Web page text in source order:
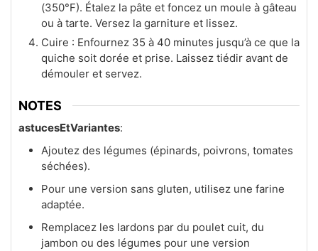
(350°F). Étalez la pâte et foncez un moule à gâteau
ou à tarte. Versez la garniture et lissez.
Cuire : Enfournez 35 à 40 minutes jusqu’à ce que la
quiche soit dorée et prise. Laissez tiédir avant de
démouler et servez.
NOTES
astucesEtVariantes:
Ajoutez des légumes (épinards, poivrons, tomates
séchées).
Pour une version sans gluten, utilisez une farine
adaptée.
Remplacez les lardons par du poulet cuit, du
jambon ou des légumes pour une version